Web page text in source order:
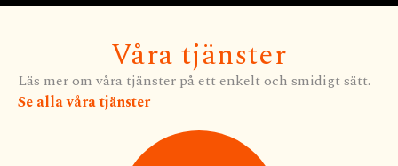
Våra tjänster
Läs mer om våra tjänster på ett enkelt och smidigt sätt.
Se alla våra tjänster